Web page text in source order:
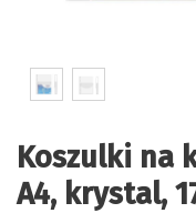
Koszulki na
A4, krystal,